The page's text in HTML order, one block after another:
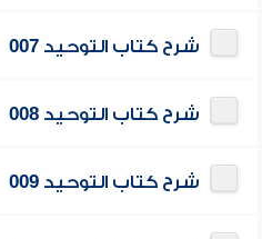
شرح كتاب التوحيد 007
شرح كتاب التوحيد 008
شرح كتاب التوحيد 009